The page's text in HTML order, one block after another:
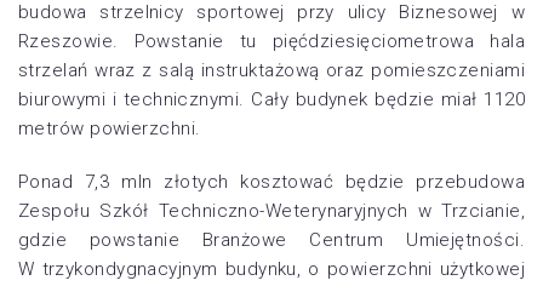
budowa strzelnicy sportowej przy ulicy Biznesowej w
Rzeszowie. Powstanie tu pięćdziesięciometrowa hala
strzelań wraz z salą instruktażową oraz pomieszczeniami
biurowymi i technicznymi. Cały budynek będzie miał 1120
metrów powierzchni.
Ponad 7,3 mln złotych kosztować będzie przebudowa
Zespołu Szkół Techniczno-Weterynaryjnych w Trzcianie,
gdzie powstanie Branżowe Centrum Umiejętności.
W trzykondygnacyjnym budynku, o powierzchni użytkowej